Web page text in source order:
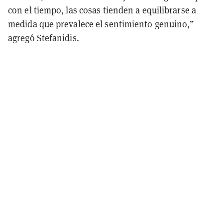
con el tiempo, las cosas tienden a equilibrarse a
medida que prevalece el sentimiento genuino,”
agregó Stefanidis.